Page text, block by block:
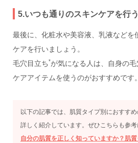
5.いつも通りのスキンケアを行う
最後に、化粧水や美容液、乳液などを
ケアを行いましょう。
毛穴目立ち*が気になる人は、自身の
ケアアイテムを使うのがおすすめです。
以下の記事では、肌質タイプ別におすす
詳しく紹介しています。ぜひこちらも参考
自分の肌質を正しく知っていますか？肌